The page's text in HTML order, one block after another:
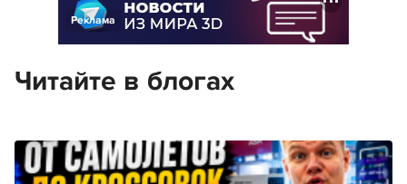
Реклама
Читайте в блогах